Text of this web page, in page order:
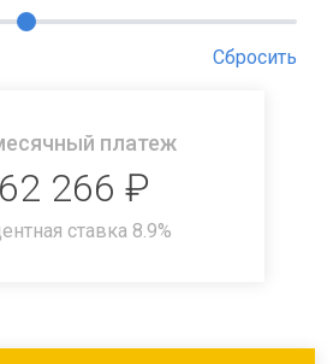
Сбросить
платеж
266 ₽
ставка 8.9%